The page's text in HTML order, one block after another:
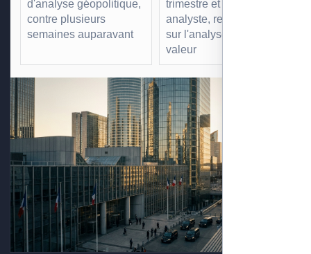
d'analyse géopolitique,
contre plusieurs
semaines auparavant
trimestre et par
analyste, redéployés
sur l'analyse à forte
valeur